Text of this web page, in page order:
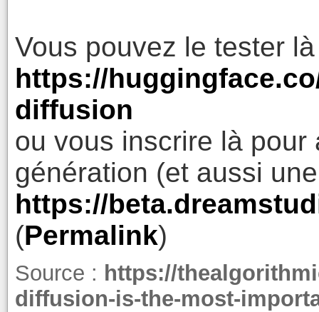
Vous pouvez le tester
https://
diffusion
ou vous inscrire là
génération (et aussi
https://
(Permalink)
Source : https://
diffusion-is-the-most-